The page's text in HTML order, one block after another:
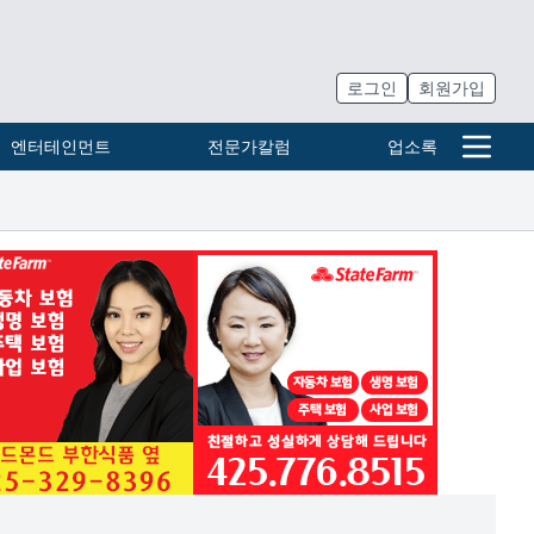
로그인 회원가입
엔터테인먼트 전문가칼럼 업소록